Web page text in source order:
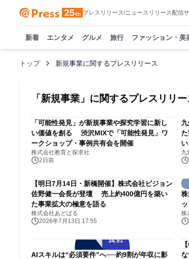
プレスリリース/ニュースリリース配信
新着 エンタメ グルメ 旅行 ファッション・美
トップ 新規事業に関するプレスリリース
「 新規事業 」に関するプレスリリー
「可能性発見」が新規事業や探究学習に新し
い価値を創る 渋沢MIXで「可能性発見」ワ
ークショップ・事例共有会を開催
株式会社教育と探求社
2日前
九
【明日7月14日・新橋開催】株式会社ビジョン
佐野健一会長が登壇 売上約400億円を築い
た事業拡大の極意を語る
株式会社あどばる
2026年7月13日 17:55
株
AIスキルは“必須要件”へ──約9割が年収に影